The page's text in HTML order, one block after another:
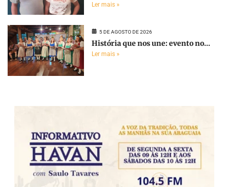
Ler mais »
5 DE AGOSTO DE 2026
História que nos une: evento no...
Ler mais »